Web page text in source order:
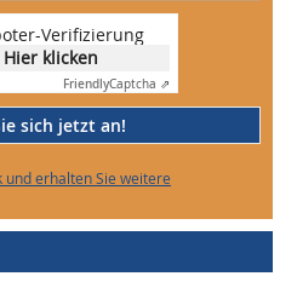
Verifizierung
Hier klicken
FriendlyCaptcha ⇗
sich jetzt an!
und erhalten Sie weitere